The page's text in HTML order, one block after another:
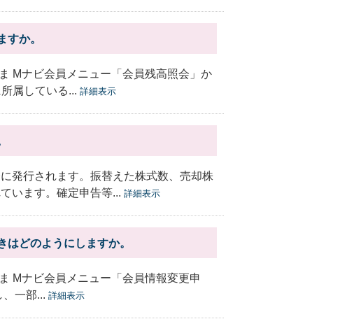
か。
Mナビ会員メニュー「会員残高照会」か
属している... 詳細表示
発行されます。振替えた株式数、売却株
います。確定申告等... 詳細表示
どのようにしますか。
Mナビ会員メニュー「会員情報変更申
一部... 詳細表示